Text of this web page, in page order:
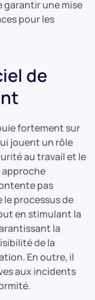
garantir une mise
pour les
de
fortement sur
jouent un rôle
au travail et le
approche
pas
processus de
en stimulant la
la
de la
En outre, il
aux incidents